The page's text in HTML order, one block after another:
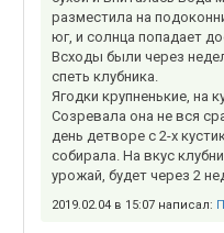
разместила на
юг, и солнца попадает
Всходы были через
спеть клубника.
Ягодки крупненькие, на
Созревала она не вся
день детворе с 2-х
собирала. На вкус
урожай, будет через 2
2019.02.04 в 15:07 написал: